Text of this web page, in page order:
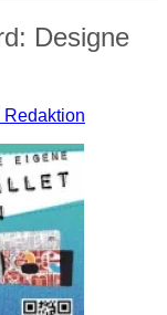
Designe
Redaktion